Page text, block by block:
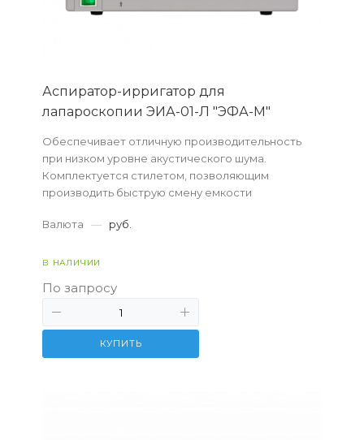
Аспиратор-ирригатор для
лапароскопии ЭИА-01-Л "ЭФА-М"
Обеспечивает отличную производительность
при низком уровне акустического шума.
Комплектуется стилетом, позволяющим
производить быструю смену емкости
Валюта
— руб.
В НАЛИЧИИ
По запросу
КУПИТЬ